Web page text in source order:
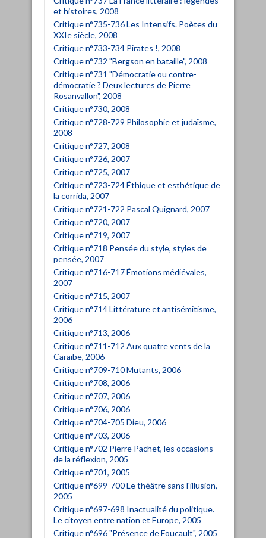
et histoires, 2008
Critique n°735-736 Les Intensifs. Poètes du
XXIe siècle, 2008
Critique n°733-734 Pirates !, 2008
Critique n°732 "Bergson en bataille", 2008
Critique n°731 "Démocratie ou contre-
démocratie ? Deux lectures de Pierre
Rosanvallon", 2008
Critique n°730, 2008
Critique n°728-729 Philosophie et judaïsme,
2008
Critique n°727, 2008
Critique n°726, 2007
Critique n°725, 2007
Critique n°723-724 Éthique et esthétique de
la corrida, 2007
Critique n°721-722 Pascal Quignard, 2007
Critique n°720, 2007
Critique n°719, 2007
Critique n°718 Pensée du style, styles de
pensée, 2007
Critique n°716-717 Émotions médiévales,
2007
Critique n°715, 2007
Critique n°714 Littérature et antisémitisme,
2006
Critique n°713, 2006
Critique n°711-712 Aux quatre vents de la
Caraïbe, 2006
Critique n°709-710 Mutants, 2006
Critique n°708, 2006
Critique n°707, 2006
Critique n°706, 2006
Critique n°704-705 Dieu, 2006
Critique n°703, 2006
Critique n°702 Pierre Pachet, les occasions
de la réflexion, 2005
Critique n°701, 2005
Critique n°699-700 Le théâtre sans l'illusion,
2005
Critique n°697-698 Inactualité du politique.
Le citoyen entre nation et Europe, 2005
Critique n°696 "Présence de Foucault", 2005